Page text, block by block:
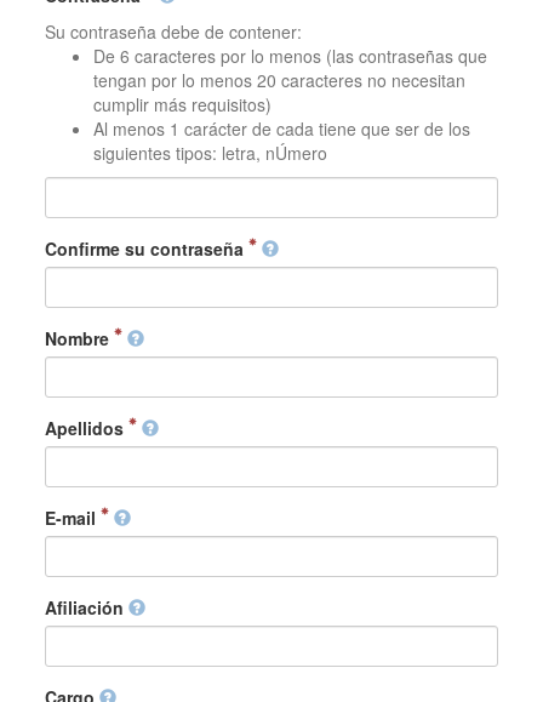
Su contraseña debe de contener:
De 6 caracteres por lo menos (las contraseñas que
tengan por lo menos 20 caracteres no necesitan
cumplir más requisitos)
Al menos 1 carácter de cada tiene que ser de los
siguientes tipos: letra, nÚmero
Confirme su contraseña
Nombre
Apellidos
E-mail
Afiliación
Cargo